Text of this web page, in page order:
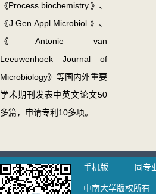
《Process biochemistry.》、
《J.Gen.Appl.Microbiol.》、
《Antonie van
Leeuwenhoek Journal of
Microbiology》等国内外重要
学术期刊发表中英文论文50
多篇，申请专利10多项。
手机版 同专
中南大学版权所有